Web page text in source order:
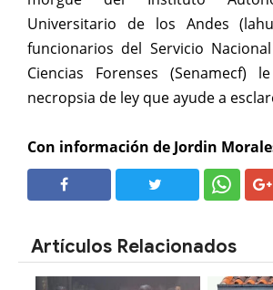
Universitario de los Andes
funcionarios del Servicio
Ciencias Forenses (Senamecf)
necropsia de ley que ayude a
Con información de Jordin
Artículos Relacionados